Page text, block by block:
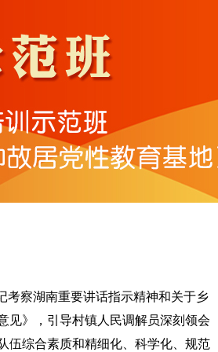
考察湖南重要讲话指示精神和关于乡
见》，引导村镇人民调解员深刻领会
伍综合素质和精细化、科学化、规范